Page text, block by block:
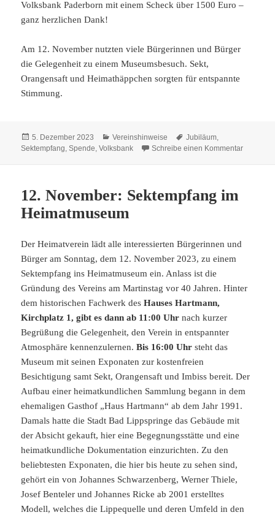
Volksbank Paderborn mit einem Scheck über 1500 Euro –
ganz herzlichen Dank!
Am 12. November nutzten viele Bürgerinnen und Bürger
die Gelegenheit zu einem Museumsbesuch. Sekt,
Orangensaft und Heimathäppchen sorgten für entspannte
Stimmung.
Veröffentlicht
am
5. Dezember 2023 Kategorien
Vereinshinweise Schlagwörter
Jubiläum,
Sektempfang,Spende,Volksbank Schreibe einen Kommentarzu
12. November: Sektempfang im
Heimatmuseum
Der Heimatverein lädt alle interessierten Bürgerinnen und
Bürger am Sonntag, dem 12. November 2023, zu einem
Sektempfang ins Heimatmuseum ein. Anlass ist die
Gründung des Vereins am Martinstag vor 40 Jahren. Hinter
dem historischen Fachwerk desHauses Hartmann,
Kirchplatz 1, gibt es dann ab 11:00 Uhr nach kurzer
Begrüßung die Gelegenheit, den Verein in entspannter
Atmosphäre kennenzulernen.Bis 16:00 Uhr steht das
Museum mit seinen Exponaten zur kostenfreien
Besichtigung samt Sekt, Orangensaft und Imbiss bereit. Der
Aufbau einer heimatkundlichen Sammlung begann in dem
ehemaligen Gasthof „Haus Hartmann“ ab dem Jahr 1991.
Damals hatte die Stadt Bad Lippspringe das Gebäude mit
der Absicht gekauft, hier eine Begegnungsstätte und eine
heimatkundliche Dokumentation einzurichten. Zu den
beliebtesten Exponaten, die hier bis heute zu sehen sind,
gehört ein von Johannes Schwarzenberg, Werner Thiele,
Josef Benteler und Johannes Ricke ab 2001 erstelltes
Modell, welches die Lippequelle und deren Umfeld in den